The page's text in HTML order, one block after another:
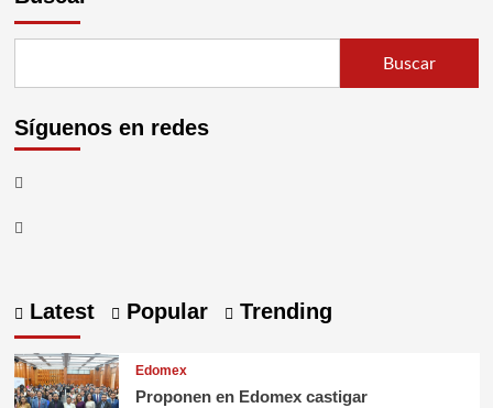
Buscar
Síguenos en redes
FB
TW
Latest Popular Trending
Edomex
Proponen en Edomex castigar